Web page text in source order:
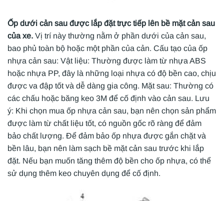
Ốp dưới cản sau được lắp đặt trực tiếp lên bề mặt cản sau
của xe. Vị trí này thường nằm ở phần dưới của cản sau,
bao phủ toàn bộ hoặc một phần của cản. Cấu tạo của ốp
nhựa cản sau: Vật liệu: Thường được làm từ nhựa ABS
hoặc nhựa PP, đây là những loại nhựa có độ bền cao, chịu
được va đập tốt và dễ dàng gia công. Mặt sau: Thường có
các chấu hoặc băng keo 3M để cố định vào cản sau. Lưu
ý: Khi chọn mua ốp nhựa cản sau, bạn nên chọn sản phẩm
được làm từ chất liệu tốt, có nguồn gốc rõ ràng để đảm
bảo chất lượng. Để đảm bảo ốp nhựa được gắn chặt và
bền lâu, bạn nên làm sạch bề mặt cản sau trước khi lắp
đặt. Nếu bạn muốn tăng thêm độ bền cho ốp nhựa, có thể
sử dụng thêm keo chuyên dụng để cố định.